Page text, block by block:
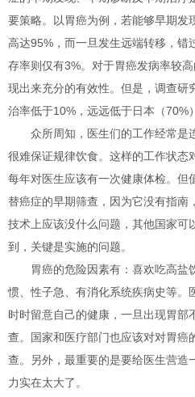
要策略。以胃癌为例，若能够早期发
高达95%，而一旦发生远端转移，错
存率则仅有3%。对于胃癌发病率较
现出来充分的有效性。但是，调查研
治率低于10%，远远低于日本（70%
众所周知，医生们的工作经常是
很难保证规律饮食。这样的工作状态
每年对医生应该有一次健康体检。但
替癌症的早期筛查，因为它没有指南
技术上应该没什么问题，其他国家可
到，关键是实施的问题。
胃癌的危险因素有：喜欢吃高盐
惯、性子急、有消化系统疾病史等。
时时留意自己的健康，一旦出现胃部
查。国家和医疗部门也应该对对胃癌
查。另外，最重要的是要给医生营造
力实在太大了。